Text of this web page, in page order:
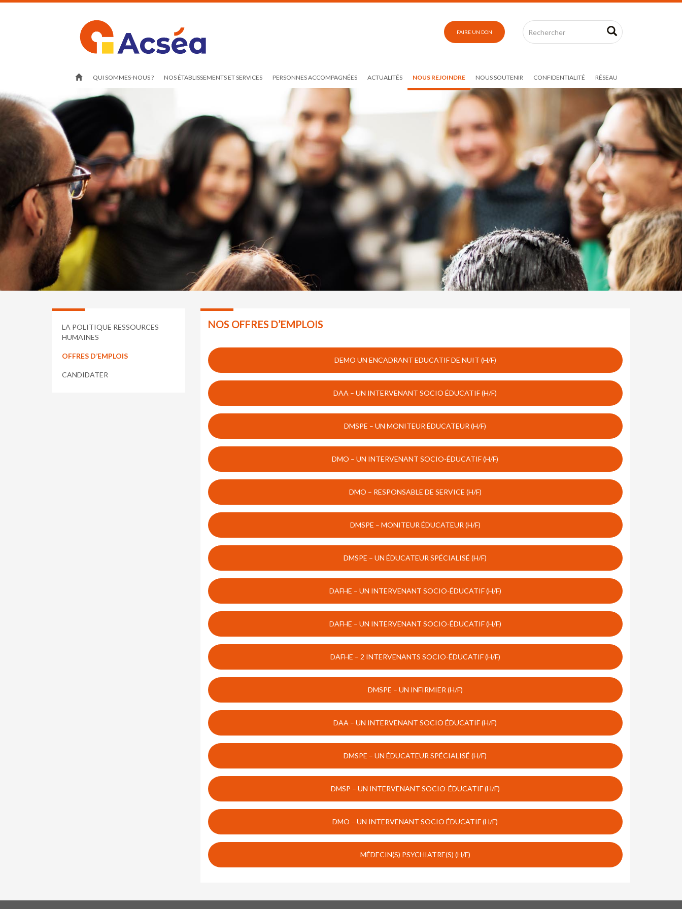
FAIRE UN DON
QUI SOMMES-NOUS ? NOS ÉTABLISSEMENTS ET SERVICES PERSONNES ACCOMPAGNÉES ACTUALITÉS NOUS REJOINDRE NOUS SOUTENIR CONFIDENTIALITÉ RÉSEAU
NOS OFFRES D’EMPLOIS
DEMO UN ENCADRANT EDUCATIF DE NUIT (H/F)
DAA – UN INTERVENANT SOCIO ÉDUCATIF (H/F)
DMSPE – UN MONITEUR ÉDUCATEUR (H/F)
DMO – UN INTERVENANT SOCIO-ÉDUCATIF (H/F)
DMO – RESPONSABLE DE SERVICE (H/F)
DMSPE – MONITEUR ÉDUCATEUR (H/F)
DMSPE – UN ÉDUCATEUR SPÉCIALISÉ (H/F)
DAFHE – UN INTERVENANT SOCIO-ÉDUCATIF (H/F)
DAFHE – UN INTERVENANT SOCIO-ÉDUCATIF (H/F)
DAFHE – 2 INTERVENANTS SOCIO-ÉDUCATIF (H/F)
DMSPE – UN INFIRMIER (H/F)
DAA – UN INTERVENANT SOCIO ÉDUCATIF (H/F)
DMSPE – UN ÉDUCATEUR SPÉCIALISÉ (H/F)
DMSP – UN INTERVENANT SOCIO-ÉDUCATIF (H/F)
DMO – UN INTERVENANT SOCIO ÉDUCATIF (H/F)
MÉDECIN(S) PSYCHIATRE(S) (H/F)
LA POLITIQUE RESSOURCES
HUMAINES
OFFRES D’EMPLOIS
CANDIDATER